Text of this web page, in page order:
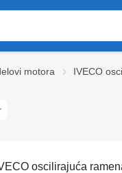
motora IVECO
oscilirajuća